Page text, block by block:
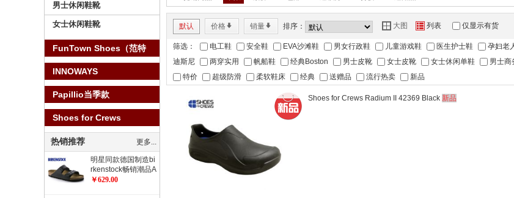
默认 价格* 销量* 排序： Y 大图 Z 列表 仅显示有货
筛选： 电工鞋 安全鞋 EVA沙滩鞋 男女行政鞋 儿童游戏鞋 医生护士鞋 孕妇老
迪斯尼
两穿实用 帆船鞋 经典Boston 男士皮靴 女士皮靴 女士休闲单鞋 男士商
特价
超级防滑 柔软鞋床 经典 送赠品 流行热卖 新品
Shoes for Crews Radium II 42369 Black 新品
男士休闲鞋靴
女士休闲鞋靴
FunTown Shoes（范特
仕）
INNOWAYS
Papillio当季款
Shoes for Crews
热销推荐 更多...
明星同款德国制造bi
rkenstock畅销潮品A
rizona健康软木拖鞋
￥629.00